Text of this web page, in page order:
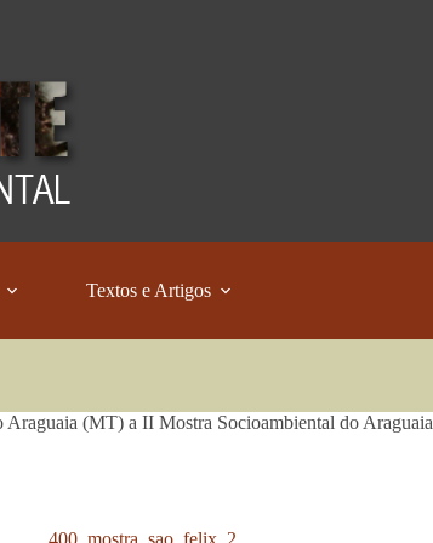
Textos e Artigos
(MT) a II Mostra Socioambiental do Araguaia